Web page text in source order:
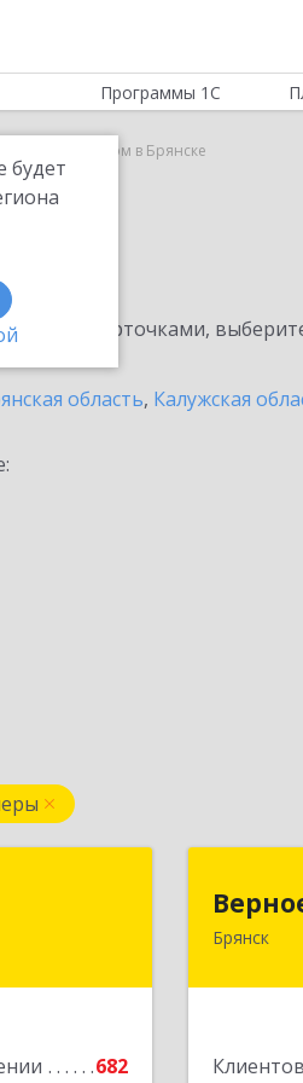
будет
Программы 1С
1С-Такском в Брянске
карточками,
область, Калужская
682
Брянск